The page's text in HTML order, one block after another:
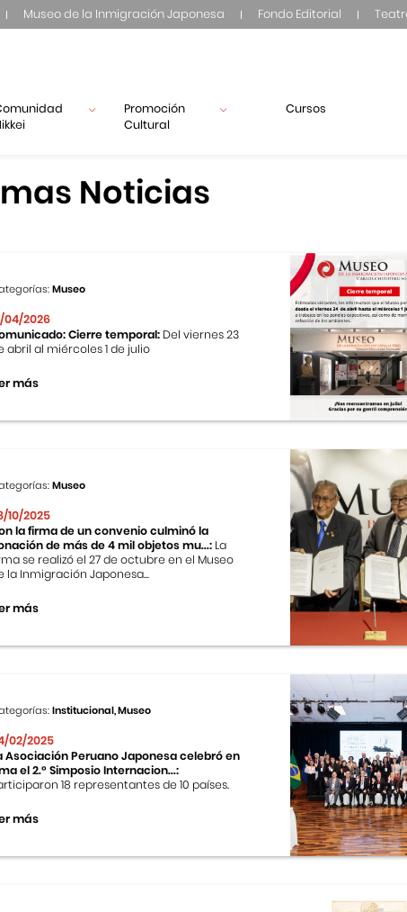
Museo de la Inmigración Japonesa Fondo Editorial
Promoción
Cultural
Cursos
Noticias
Museo
04/2026
Cierre temporal: Del viernes 23
abril al miércoles 1 de julio
más
Museo
10/2025
la firma de un convenio culminó la
de más de 4 mil objetos mu...: La
se realizó el 27 de octubre en el Museo
la Inmigración Japonesa...
más
Institucional, Museo
02/2025
Asociación Peruano Japonesa celebró en
el 2.º Simposio Internacion...:
18 representantes de 10 países.
más